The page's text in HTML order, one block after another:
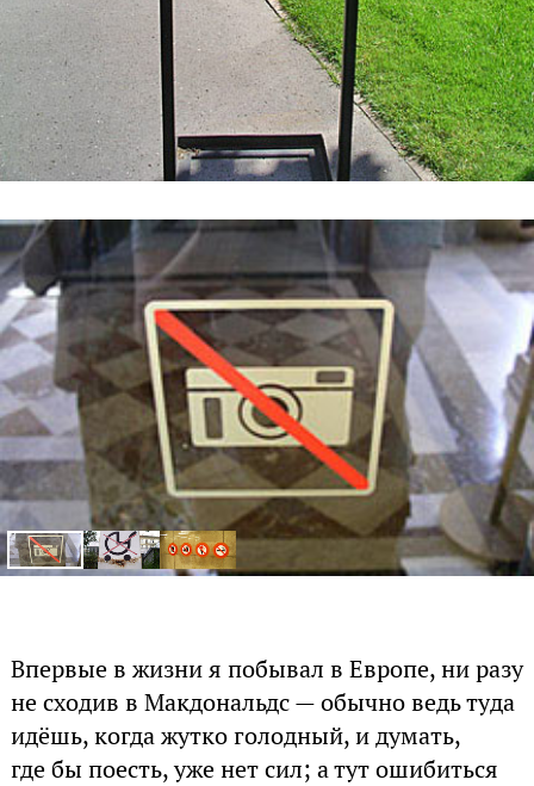
Впервые в жизни я побывал в Европе, ни разу
не сходив в Макдональдс — обычно ведь туда
идёшь, когда жутко голодный, и думать,
где бы поесть, уже нет сил; а тут ошибиться